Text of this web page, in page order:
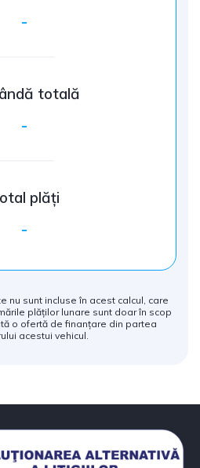
-
totală
-
plăți
-
nu sunt incluse în acest calcul, care
plăților lunare sunt doar în scop
o ofertă de finanțare din partea
acestui vehicul.